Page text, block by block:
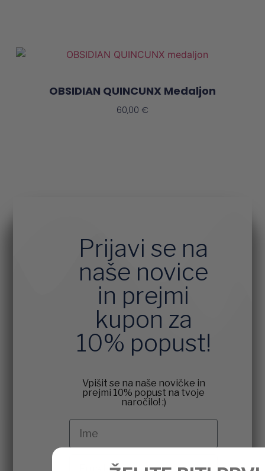
OBSIDIAN QUINCUNX Medaljon
60,00 €
Prijavi se na
naše novice
in prejmi
kupon za
10% popust!
Vpišit se na naše novičke in
prejmi 10% popust na tvoje
naročilo! :)
Ime